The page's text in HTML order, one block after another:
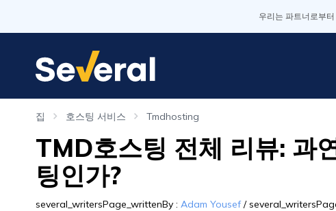
우리는 파트너로부
집 호스팅 서비스 Tmdhosting
TMD호스팅 전체 리뷰: 과
팅인가?
several_writersPage_writtenBy : Adam Yousef /